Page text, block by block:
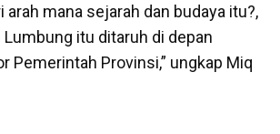
arah mana sejarah dan budaya itu?,
itu ditaruh di depan
Pemerintah Provinsi,” ungkap Miq